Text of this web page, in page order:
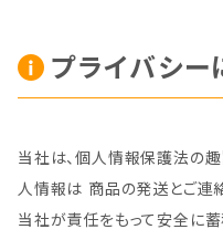
プライバシー
当社は、個人情報保護法の
人情報は 商品の発送とご連
当社が責任をもって安全に蓄